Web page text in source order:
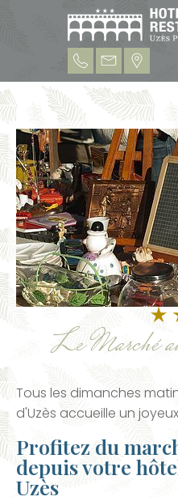
Le Marché
Tous les dimanches
d'Uzès accueille un
Profitez du
depuis votre
Uzès